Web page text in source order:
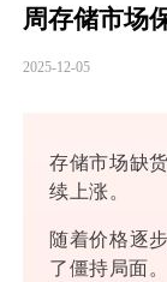
周存储市场
2025-12-05
存储市场缺
续上涨。
随着价格逐
了僵持局面。